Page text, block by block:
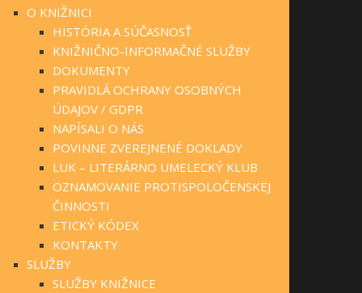
O KNIŽNICI
HISTÓRIA A SÚČASNOSŤ
KNIŽNIČNO-INFORMAČNÉ SLUŽBY
DOKUMENTY
PRAVIDLÁ OCHRANY OSOBNÝCH
ÚDAJOV / GDPR
NAPÍSALI O NÁS
POVINNE ZVEREJNENÉ DOKLADY
LUK – LITERÁRNO UMELECKÝ KLUB
OZNAMOVANIE PROTISPOLOČENSKEJ
ČINNOSTI
ETICKÝ KÓDEX
KONTAKTY
SLUŽBY
SLUŽBY KNIŽNICE